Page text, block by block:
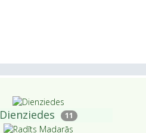
Dienziedes 11